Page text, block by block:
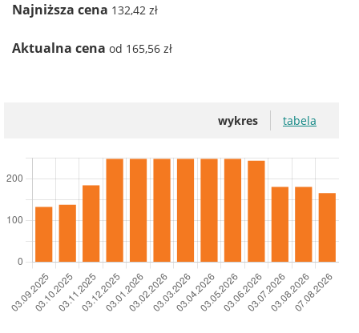
Najniższa cena 132,42 zł
Aktualna cena od 165,56 zł
wykres tabela